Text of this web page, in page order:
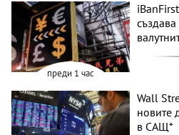
преди 1 час
Wall
новите
в САЩ*